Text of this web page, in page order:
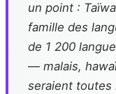
un point :
famille des
de 1 200
— malais,
seraient toutes